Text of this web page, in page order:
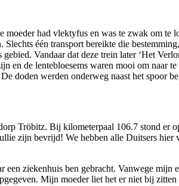
had vlektyfus en was te zwak om
één transport bereikte die
Vandaar dat deze trein later ‘Het
en de lentebloesems waren mooi om
doden werden onderweg naast het spoor
Tröbitz. Bij kilometerpaal 106.7 stond er
zijn bevrijd! We hebben alle Duitsers
ziekenhuis ben gebracht. Vanwege
Mijn moeder liet het er niet bij